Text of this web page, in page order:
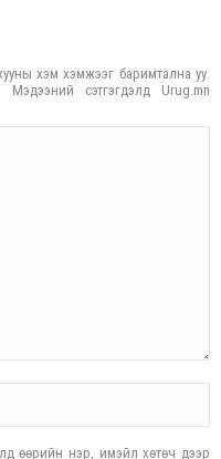
хэм хэмжээг баримтална уу.
сэтгэгдэлд Urug.mn
өөрийн нэр, имэйл хөтөч дээр